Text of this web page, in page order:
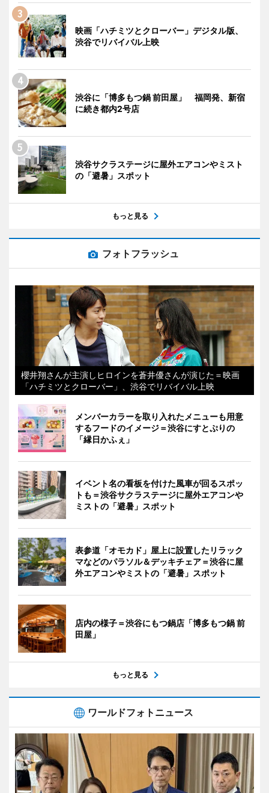
映画「ハチミツとクローバー」デジタル版、
渋谷でリバイバル上映
渋谷に「博多もつ鍋 前田屋」 福岡発、新宿
に続き都内2号店
渋谷サクラステージに屋外エアコンやミスト
の「避暑」スポット
もっと見る
フォトフラッシュ
櫻井翔さんが主演しヒロインを蒼井優さんが演じた＝映画
「ハチミツとクローバー」、渋谷でリバイバル上映
メンバーカラーを取り入れたメニューも用意
するフードのイメージ＝渋谷にすとぷりの
「縁日かふぇ」
イベント名の看板を付けた風車が回るスポッ
トも＝渋谷サクラステージに屋外エアコンや
ミストの「避暑」スポット
表参道「オモカド」屋上に設置したリラック
マなどのパラソル＆デッキチェア＝渋谷に屋
外エアコンやミストの「避暑」スポット
店内の様子＝渋谷にもつ鍋店「博多もつ鍋 前
田屋」
もっと見る
ワールドフォトニュース